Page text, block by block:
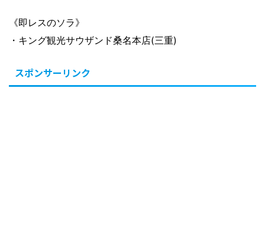
《即レスのソラ》
・キング観光サウザンド桑名本店(三重)
スポンサーリンク